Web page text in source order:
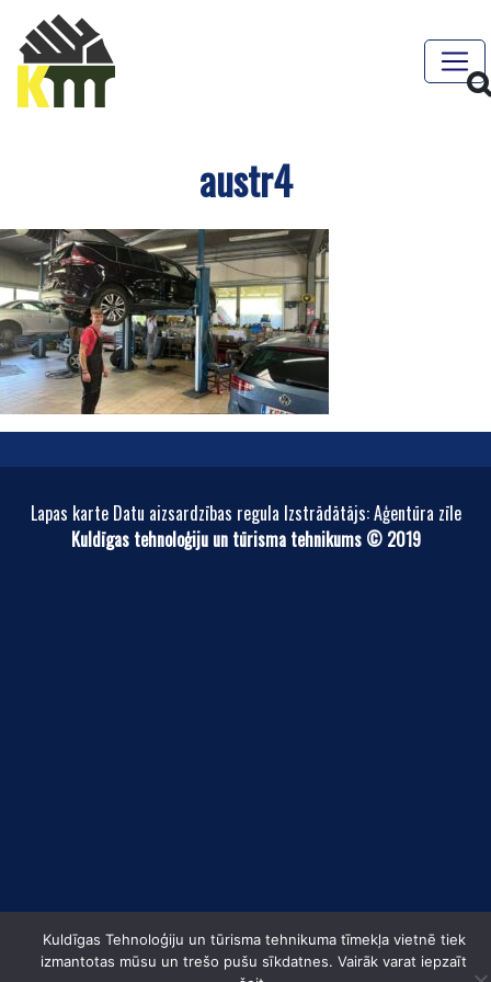
austr4
Lapas karte Datu aizsardzības regula Izstrādātājs: Aģentūra zīle
Kuldīgas tehnoloģiju un tūrisma tehnikums © 2019
Kuldīgas Tehnoloģiju un tūrisma tehnikuma tīmekļa vietnē tiek
izmantotas mūsu un trešo pušu sīkdatnes. Vairāk varat iepzaīt